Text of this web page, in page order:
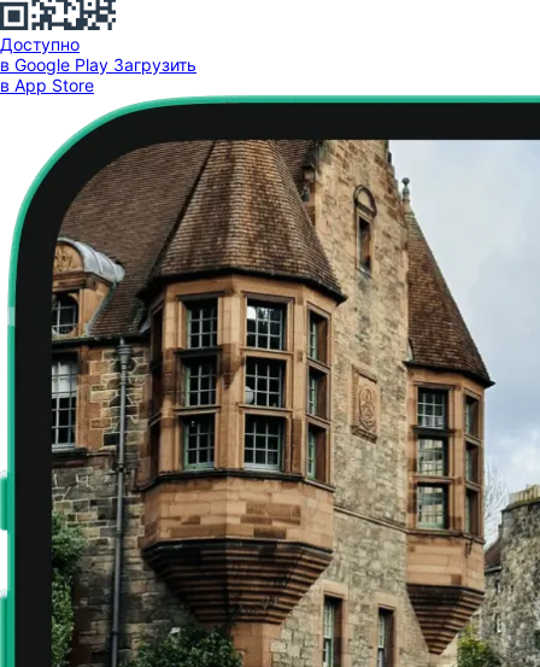
Доступно
в Google Play Загрузить
в App Store